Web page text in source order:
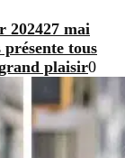
202427 mai
tous
plaisir0